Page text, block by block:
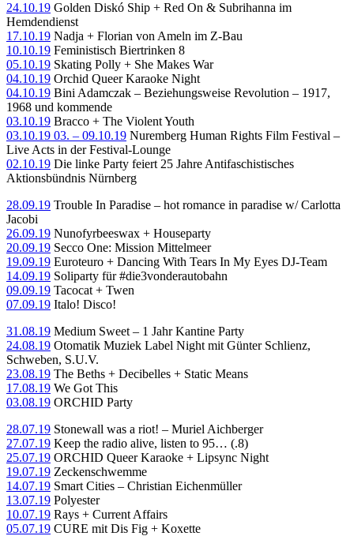
24.10.19 Golden Diskó Ship + Red On & Subrihanna im
Hemdendienst
17.10.19 Nadja + Florian von Ameln im Z-Bau
10.10.19 Feministisch Biertrinken 8
05.10.19 Skating Polly + She Makes War
04.10.19 Orchid Queer Karaoke Night
04.10.19 Bini Adamczak – Beziehungsweise Revolution – 1917,
1968 und kommende
03.10.19 Bracco + The Violent Youth
03.10.19 03. – 09.10.19 Nuremberg Human Rights Film Festival –
Live Acts in der Festival-Lounge
02.10.19 Die linke Party feiert 25 Jahre Antifaschistisches
Aktionsbündnis Nürnberg
28.09.19 Trouble In Paradise – hot romance in paradise w/ Carlotta
Jacobi
26.09.19 Nunofyrbeeswax + Houseparty
20.09.19 Secco One: Mission Mittelmeer
19.09.19 Euroteuro + Dancing With Tears In My Eyes DJ-Team
14.09.19 Soliparty für #die3vonderautobahn
09.09.19 Tacocat + Twen
07.09.19 Italo! Disco!
31.08.19 Medium Sweet – 1 Jahr Kantine Party
24.08.19 Otomatik Muziek Label Night mit Günter Schlienz,
Schweben, S.U.V.
23.08.19 The Beths + Decibelles + Static Means
17.08.19 We Got This
03.08.19 ORCHID Party
28.07.19 Stonewall was a riot! – Muriel Aichberger
27.07.19 Keep the radio alive, listen to 95… (.8)
25.07.19 ORCHID Queer Karaoke + Lipsync Night
19.07.19 Zeckenschwemme
14.07.19 Smart Cities – Christian Eichenmüller
13.07.19 Polyester
10.07.19 Rays + Current Affairs
05.07.19 CURE mit Dis Fig + Koxette